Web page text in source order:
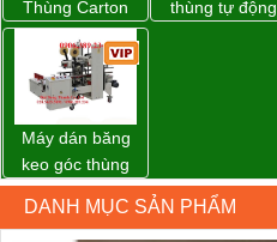
Thùng Carton
Wp-1200 Chính
Hãng Đài Loan
thùng tự động
Máy dán băng
keo góc thùng
carton giá tốt
Đồng Nai
DANH MỤC SẢN PHẨM